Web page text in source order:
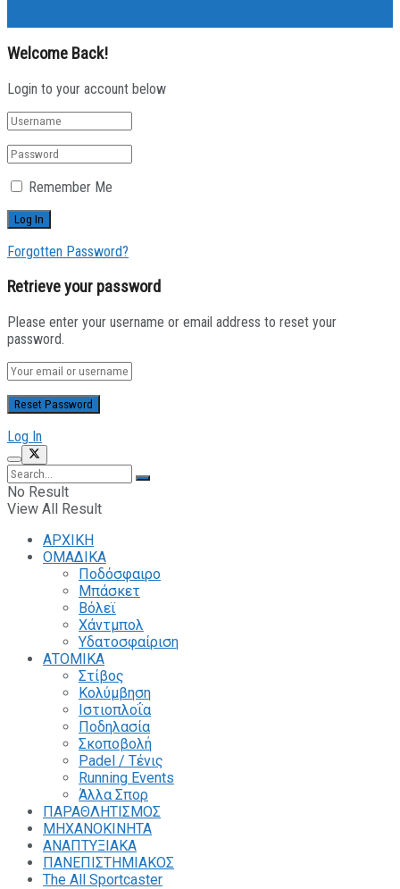
Welcome Back!
Login to your account below
Remember Me
Forgotten Password?
Retrieve your password
Please enter your username or email address to reset your
password.
Log In
No Result
View All Result
ΑΡΧΙΚΗ
ΟΜΑΔΙΚΑ
Ποδόσφαιρο
Μπάσκετ
Βόλεϊ
Χάντμπολ
Υδατοσφαίριση
ΑΤΟΜΙΚΑ
Στίβος
Κολύμβηση
Ιστιοπλοΐα
Ποδηλασία
Σκοποβολή
Padel / Τένις
Running Events
Άλλα Σπορ
ΠΑΡΑΘΛΗΤΙΣΜΟΣ
ΜΗΧΑΝΟΚΙΝΗΤΑ
ΑΝΑΠΤΥΞΙΑΚΑ
ΠΑΝΕΠΙΣΤΗΜΙΑΚΟΣ
The All Sportcaster